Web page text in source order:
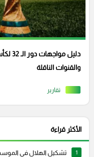
تقارير
والقنوات الناقلة
الأكثر قراءة
1
تشكيل الهلال في الموسم